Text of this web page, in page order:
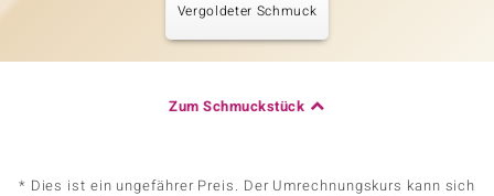
Vergoldeter Schmuck
Zum Schmuckstück
* Dies ist ein ungefährer Preis. Der Umrechnungskurs kann sich